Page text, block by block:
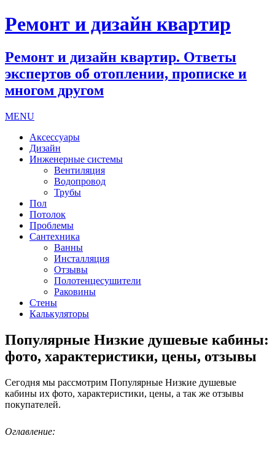
Ремонт и дизайн квартир
Ремонт и дизайн квартир. Ответы
экспертов об отоплении, прописке и
многом другом
MENU
Аксессуары
Дизайн
Инженерные системы
Вентиляция
Водопровод
Трубы
Пол
Потолок
Проблемы
Сантехника
Ванны
Инсталляция
Отзывы
Полотенцесушители
Раковины
Стены
Калькуляторы
Популярные Низкие душевые кабины:
фото, характеристики, цены, отзывы
Сегодня мы рассмотрим Популярные Низкие душевые
кабины их фото, характеристики, цены, а так же отзывы
покупателей.
Оглавление: